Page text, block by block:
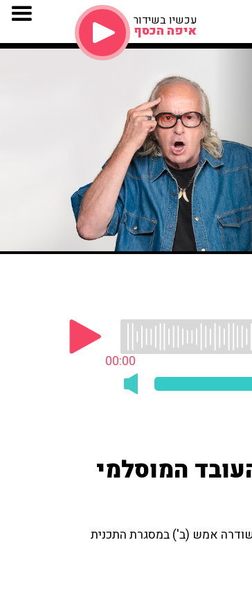
עכשיו בשידור
איפה הכסף
00:00
המוסלמי
אמש (ב') במסגרת התכנית